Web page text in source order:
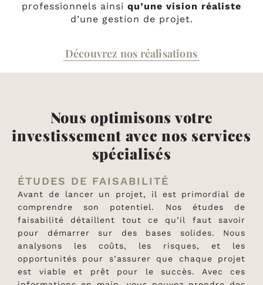
professionnels ainsi qu’une vision réaliste
d’une gestion de projet.
Découvrez nos réalisations
Nous optimisons votre
investissement avec nos services
spécialisés
ÉTUDES DE FAISABILITÉ
Avant de lancer un projet, il est primordial de
comprendre son potentiel. Nos études de
faisabilité détaillent tout ce qu’il faut savoir
pour démarrer sur des bases solides. Nous
analysons les coûts, les risques, et les
opportunités pour s’assurer que chaque projet
est viable et prêt pour le succès. Avec ces